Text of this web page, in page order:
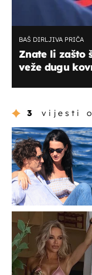
BAŠ DIRLJIVA PRIČA
Znate li zašto
veže dugu
3 vijesti